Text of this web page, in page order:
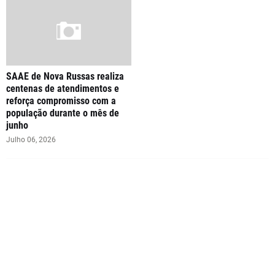
SAAE de Nova Russas realiza
centenas de atendimentos e
reforça compromisso com a
população durante o mês de
junho
Julho 06, 2026